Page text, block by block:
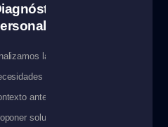
las
y el
antes de
soluciones.